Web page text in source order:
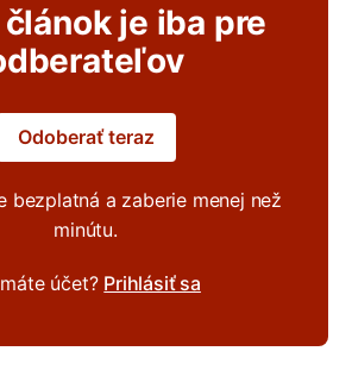
je iba pre
Odoberať teraz
bezplatná a zaberie menej než
minútu.
účet? Prihlásiť sa